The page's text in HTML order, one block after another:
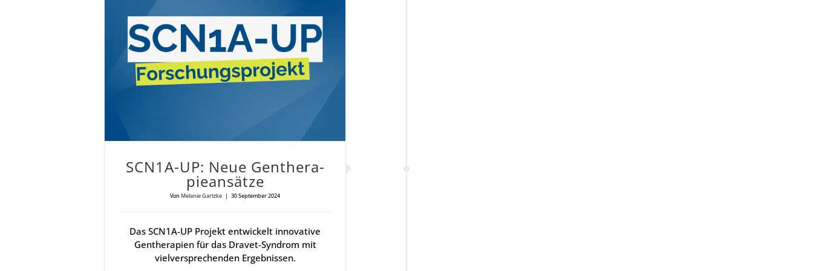
SCN1A-UP: Neue Gen­the­ra­
pie­an­sät­ze
Von Melanie Gartzke | 30 September 2024
Das SCN1A-UP Projekt entwickelt innovative
Gentherapien für das Dravet-Syndrom mit
vielversprechenden Ergebnissen.